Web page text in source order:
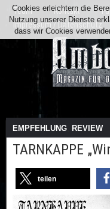
Team Kontakt
Impressum / Datenschutz
EMPFEHLUNG REVIEW
TARNKAPPE
teilen
Cookies erleichtern die
Nutzung unserer Dienste
dass wir Cookies